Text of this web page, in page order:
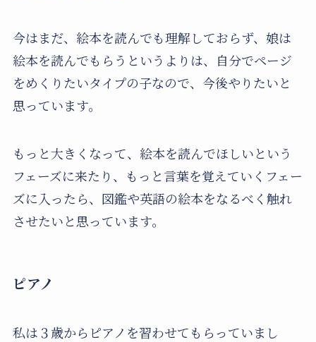
今はまだ、絵本を読んでも理解しておらず、娘は
絵本を読んでもらうというよりは、自分でページ
をめくりたいタイプの子なので、今後やりたいと
思っています。
もっと大きくなって、絵本を読んでほしいという
フェーズに来たり、もっと言葉を覚えていくフェー
ズに入ったら、図鑑や英語の絵本をなるべく触れ
させたいと思っています。
ピアノ
私は３歳からピアノを習わせてもらっていまし